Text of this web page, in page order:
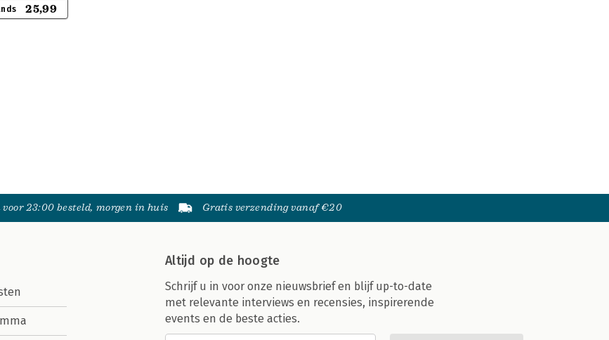
25,99
voor 23:00 besteld, morgen in huis Gratis verzending vanaf €20
Altijd op de hoogte
Schrijf u in voor onze nieuwsbrief en blijf up-to-date
met relevante interviews en recensies, inspirerende
events en de beste acties.